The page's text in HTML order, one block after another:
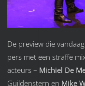
De preview die
pers met een straffe
acteurs – Michiel De
Guildenstern en Mike